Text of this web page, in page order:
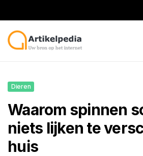
Dieren
Waarom spinnen
niets lijken te
huis